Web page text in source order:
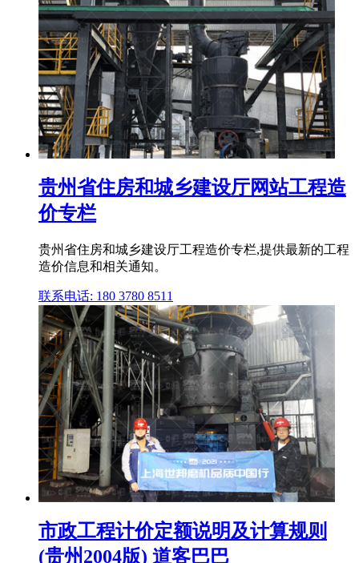
贵州省住房和城乡建设厅网站工程造
价专栏
贵州省住房和城乡建设厅工程造价专栏,提供最新的工程
造价信息和相关通知。
联系电话: 180 3780 8511
市政工程计价定额说明及计算规则
(贵州2004版) 道客巴巴